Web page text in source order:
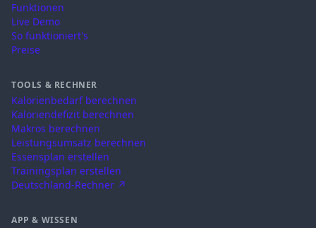
Funktionen
Live Demo
So funktioniert's
Preise
TOOLS & RECHNER
Kalorienbedarf berechnen
Kaloriendefizit berechnen
Makros berechnen
Leistungsumsatz berechnen
Essensplan erstellen
Trainingsplan erstellen
Deutschland-Rechner ↗
APP & WISSEN